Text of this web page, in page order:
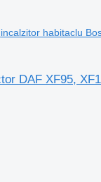
incalzitor habitaclu
DAF XF95,